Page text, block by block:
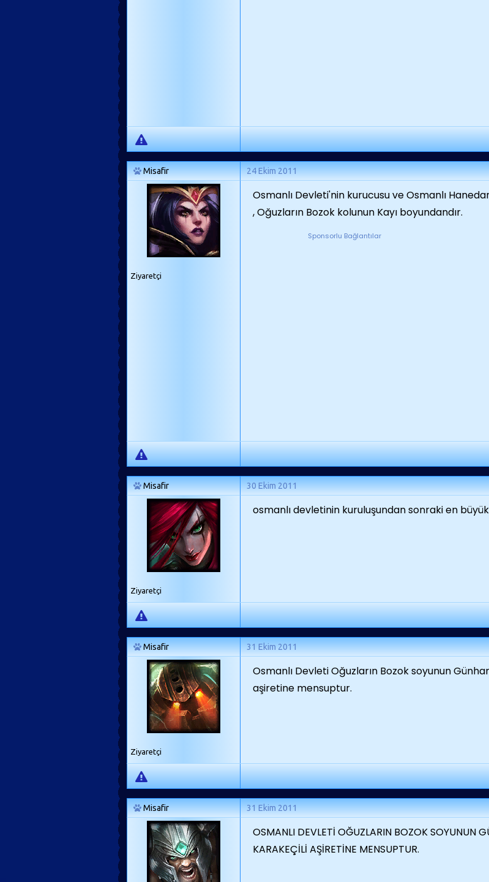
Misafir 24 Ekim 2011
Ziyaretçi
Osmanlı Devleti'nin kurucusu ve Osmanlı
, Oğuzların Bozok kolunun Kayı boyundandır.
Sponsorlu Bağlantılar
Misafir 30 Ekim 2011
Ziyaretçi
osmanlı devletinin kuruluşundan sonraki en
Misafir 31 Ekim 2011
Ziyaretçi
Osmanlı Devleti Oğuzların Bozok soyunun
aşiretine mensuptur.
Misafir 31 Ekim 2011
OSMANLI DEVLETİ OĞUZLARIN BOZOK SOYUNUN
KARAKEÇİLİ AŞİRETİNE MENSUPTUR.